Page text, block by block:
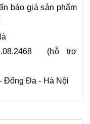
báo giá sản phẩm
(hỗ trợ
Đống Đa - Hà Nội